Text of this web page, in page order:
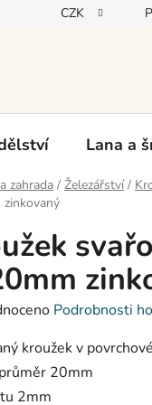
CZK
Lana a
zahrada / Železářství /
Podrobnosti
kroužek v
20mm
2mm